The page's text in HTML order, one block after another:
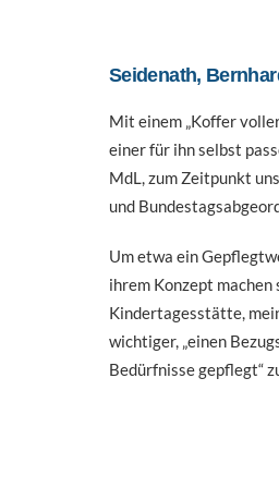
Seidenath,
Mit einem „Koffer
einer für ihn selbst
MdL, zum Zeitpunkt
und
Um etwa ein
ihrem Konzept
Kindertagesstätte,
wichtiger, „einen
Bedürfnisse gepflegt“